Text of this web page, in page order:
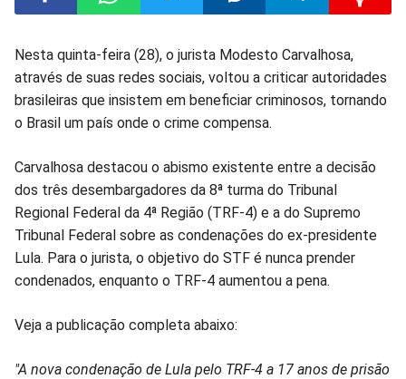
Compartilhar
no
Compartilhar
no
Compartilhar
no
Compartilhar
no
Compartilhar
no
no
Nesta quinta-feira (28), o jurista Modesto Carvalhosa,
através de suas redes sociais, voltou a criticar autoridades
brasileiras que insistem em beneficiar criminosos, tornando
o Brasil um país onde o crime compensa.
Carvalhosa destacou o abismo existente entre a decisão
dos três desembargadores da 8ª turma do Tribunal
Regional Federal da 4ª Região (TRF-4) e a do Supremo
Tribunal Federal sobre as condenações do ex-presidente
Lula. Para o jurista, o objetivo do STF é nunca prender
condenados, enquanto o TRF-4 aumentou a pena.
Veja a publicação completa abaixo:
"A nova condenação de Lula pelo TRF-4 a 17 anos de prisão